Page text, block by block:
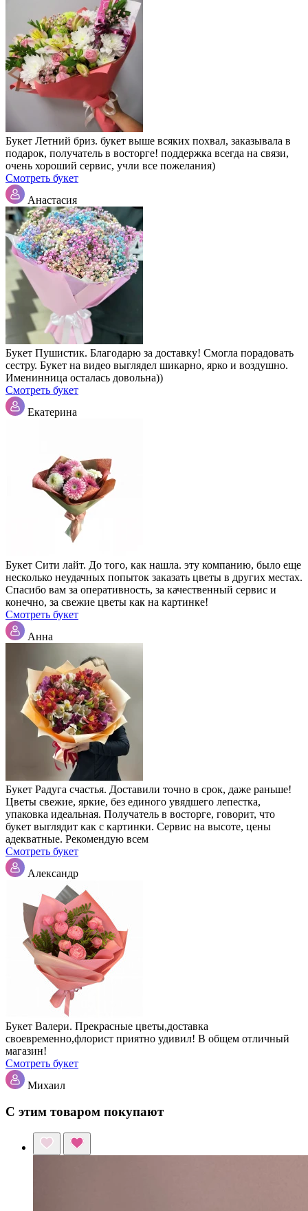
Букет Летний бриз. букет выше всяких похвал, заказывала в
подарок, получатель в восторге! поддержка всегда на связи,
очень хороший сервис, учли все пожелания)
Смотреть букет
Анастасия
Букет Пушистик. Благодарю за доставку! Смогла порадовать
сестру. Букет на видео выглядел шикарно, ярко и воздушно.
Именинница осталась довольна))
Смотреть букет
Екатерина
Букет Сити лайт. До того, как нашла. эту компанию, было еще
несколько неудачных попыток заказать цветы в других местах.
Спасибо вам за оперативность, за качественный сервис и
конечно, за свежие цветы как на картинке!
Смотреть букет
Анна
Букет Радуга счастья. Доставили точно в срок, даже раньше!
Цветы свежие, яркие, без единого увядшего лепестка,
упаковка идеальная. Получатель в восторге, говорит, что
букет выглядит как с картинки. Сервис на высоте, цены
адекватные. Рекомендую всем
Смотреть букет
Александр
Букет Валери. Прекрасные цветы,доставка
своевременно,флорист приятно удивил! В общем отличный
магазин!
Смотреть букет
Михаил
С этим товаром покупают